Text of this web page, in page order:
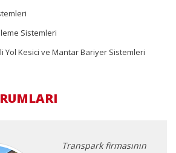
Sistemleri
Yol Kesici ve Mantar Bariyer Sistemleri
Transpark firmasının